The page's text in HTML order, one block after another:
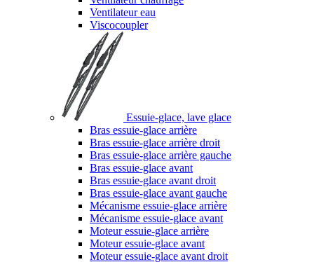
Ventilateur eau
Viscocoupler
Essuie-glace, lave glace
Bras essuie-glace arrière
Bras essuie-glace arrière droit
Bras essuie-glace arrière gauche
Bras essuie-glace avant
Bras essuie-glace avant droit
Bras essuie-glace avant gauche
Mécanisme essuie-glace arrière
Mécanisme essuie-glace avant
Moteur essuie-glace arrière
Moteur essuie-glace avant
Moteur essuie-glace avant droit